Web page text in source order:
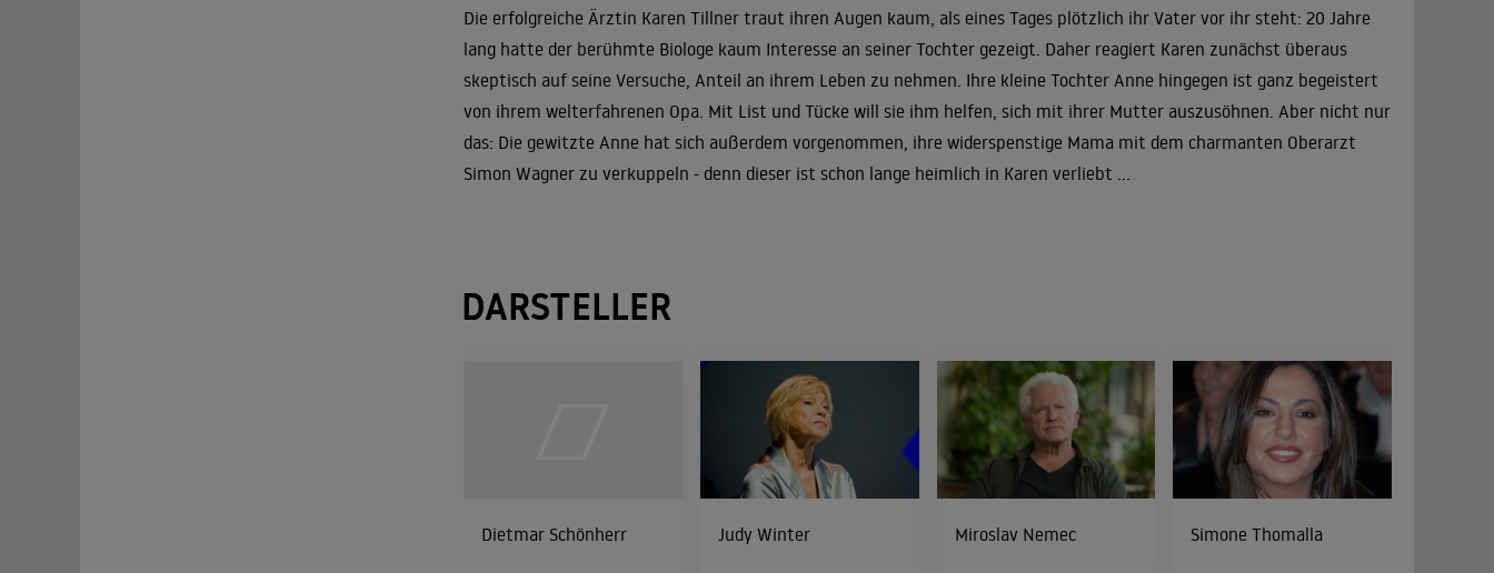
Die erfolgreiche Ärztin Karen Tillner traut ihren Augen kaum, als eines Tages plötzlich ihr Vater vor ihr steht: 20 Jahre
lang hatte der berühmte Biologe kaum Interesse an seiner Tochter gezeigt. Daher reagiert Karen zunächst überaus
skeptisch auf seine Versuche, Anteil an ihrem Leben zu nehmen. Ihre kleine Tochter Anne hingegen ist ganz begeistert
von ihrem welterfahrenen Opa. Mit List und Tücke will sie ihm helfen, sich mit ihrer Mutter auszusöhnen. Aber nicht nur
das: Die gewitzte Anne hat sich außerdem vorgenommen, ihre widerspenstige Mama mit dem charmanten Oberarzt
Simon Wagner zu verkuppeln - denn dieser ist schon lange heimlich in Karen verliebt ...
DARSTELLER
Dietmar Schönherr Judy Winter Miroslav Nemec Simone Thomalla